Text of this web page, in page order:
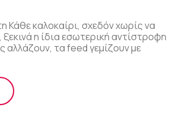
Κάθε καλοκαίρι, σχεδόν χωρίς να
η ίδια εσωτερική αντίστροφη
αλλάζουν, τα feed γεμίζουν με